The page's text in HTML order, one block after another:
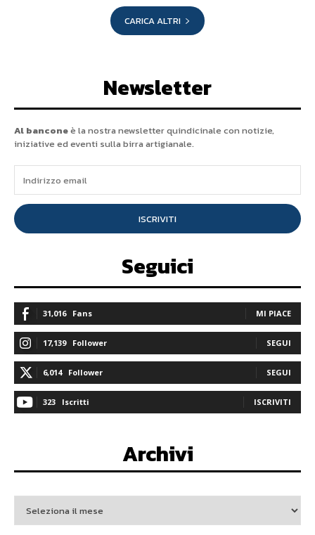
CARICA ALTRI
Newsletter
Al banconeè la nostra newsletter quindicinale con notizie,
iniziative ed eventi sulla birra artigianale.
ISCRIVITI
Seguici
31,016 Fans MI PIACE
17,139 Follower SEGUI
6,014 Follower SEGUI
323 Iscritti ISCRIVITI
Archivi